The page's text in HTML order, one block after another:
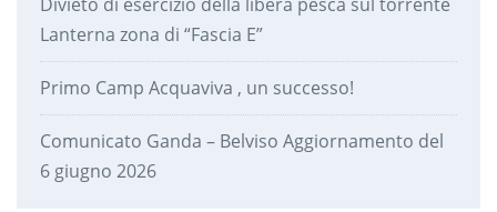
Lanterna zona di “Fascia E”
Primo Camp Acquaviva , un successo!
Comunicato Ganda – Belviso Aggiornamento del
6 giugno 2026